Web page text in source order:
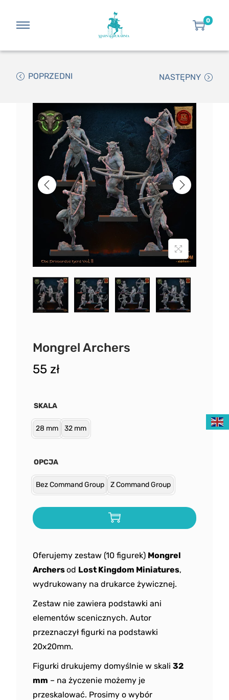
0
POPRZEDNI NASTĘPNY
Mongrel Archers
55 zł
Oferujemy zestaw (10 figurek) Mongrel
Archersod Lost Kingdom Miniatures,
wydrukowany na drukarce żywicznej.
Zestaw nie zawiera podstawki ani
elementów scenicznych. Autor
przeznaczył figurki na podstawki
20x20mm.
Figurki drukujemy domyślnie w skali 32
mm – na życzenie możemy je
przeskalować. Prosimy o wybór
SKALA
28 mm 32 mm
OPCJA
Bez Command Group Z Command Group